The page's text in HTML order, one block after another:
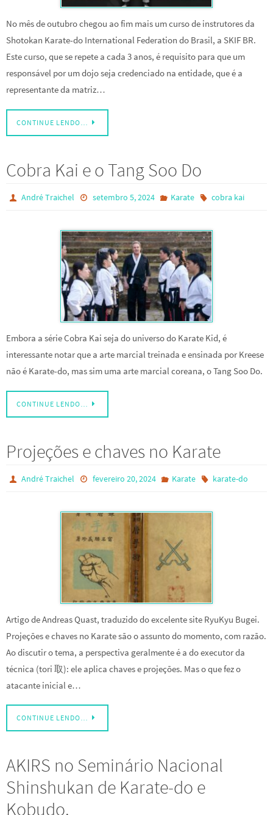
No mês de outubro chegou ao fim mais um curso de instrutores da
Shotokan Karate-do International Federation do Brasil, a SKIF BR.
Este curso, que se repete a cada 3 anos, é requisito para que um
responsável por um dojo seja credenciado na entidade, que é a
representante da matriz…
CONTINUE LENDO…
Cobra Kai e o Tang Soo Do
André Traichel setembro 5, 2024 Karate cobra kai
Embora a série Cobra Kai seja do universo do Karate Kid, é
interessante notar que a arte marcial treinada e ensinada por Kreese
não é Karate-do, mas sim uma arte marcial coreana, o Tang Soo Do.
CONTINUE LENDO…
Projeções e chaves no Karate
André Traichel fevereiro 20, 2024 Karate karate-do
Artigo de Andreas Quast, traduzido do excelente site RyuKyu Bugei.
Projeções e chaves no Karate são o assunto do momento, com razão.
Ao discutir o tema, a perspectiva geralmente é a do executor da
técnica (tori 取): ele aplica chaves e projeções. Mas o que fez o
atacante inicial e…
CONTINUE LENDO…
AKIRS no Seminário Nacional
Shinshukan de Karate-do e
Kobudo.